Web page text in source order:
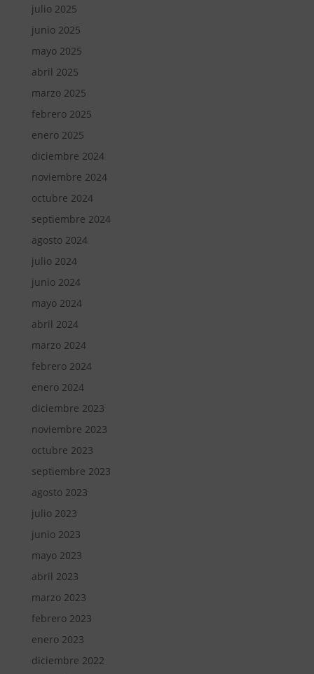
julio 2025
junio 2025
mayo 2025
abril 2025
marzo 2025
febrero 2025
enero 2025
diciembre 2024
noviembre 2024
octubre 2024
septiembre 2024
agosto 2024
julio 2024
junio 2024
mayo 2024
abril 2024
marzo 2024
febrero 2024
enero 2024
diciembre 2023
noviembre 2023
octubre 2023
septiembre 2023
agosto 2023
julio 2023
junio 2023
mayo 2023
abril 2023
marzo 2023
febrero 2023
enero 2023
diciembre 2022